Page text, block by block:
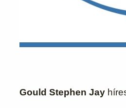
Gould Stephen Jay